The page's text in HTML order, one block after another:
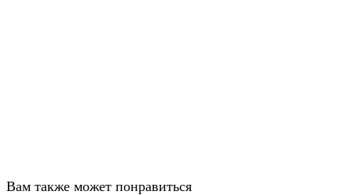
Вам также может понравиться